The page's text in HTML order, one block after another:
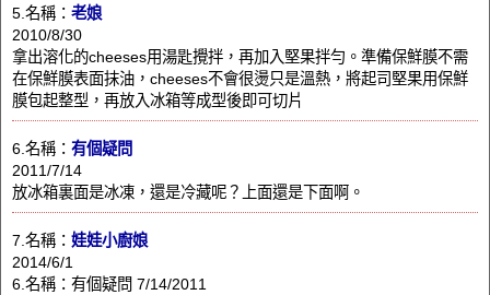
5.名稱： 老娘
2010/8/30
拿出溶化的cheeses用湯匙攪拌，再加入堅果拌勻。準備保鮮膜不需
在保鮮膜表面抹油，cheeses不會很燙只是溫熱，將起司堅果用保鮮
膜包起整型，再放入冰箱等成型後即可切片
6.名稱： 有個疑問
2011/7/14
放冰箱裏面是冰凍，還是冷藏呢？上面還是下面啊。
7.名稱： 娃娃小廚娘
2014/6/1
6.名稱：有個疑問 7/14/2011